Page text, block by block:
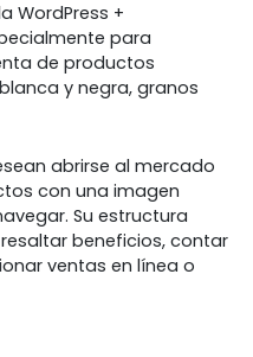
WordPress +
para
de productos
y negra, granos
abrirse al mercado
con una imagen
Su estructura
beneficios, contar
ventas en línea o